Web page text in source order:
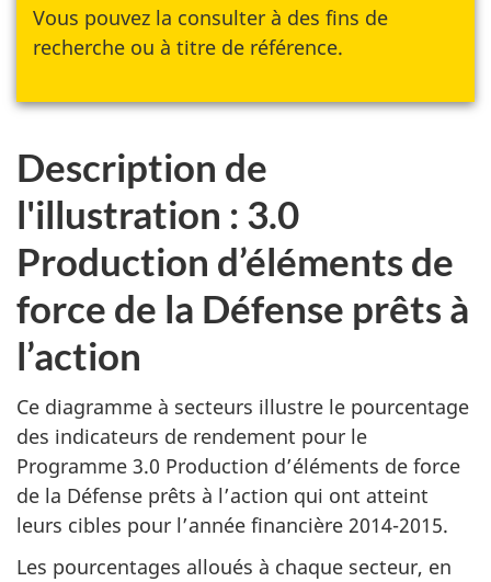
Vous pouvez la consulter à des fins de
recherche ou à titre de référence.
Description de
l'illustration : 3.0
Production d’éléments de
force de la Défense prêts à
l’action
Ce diagramme à secteurs illustre le pourcentage
des indicateurs de rendement pour le
Programme 3.0 Production d’éléments de force
de la Défense prêts à l’action qui ont atteint
leurs cibles pour l’année financière 2014-2015.
Les pourcentages alloués à chaque secteur, en